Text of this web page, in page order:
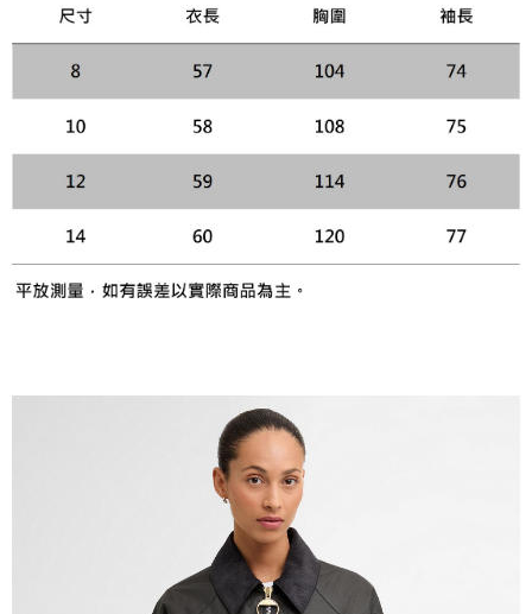
１．透過由恩沛科技股份有限公司提供之「AFTEE先享後付」服務完成之交
易，需依本服務之必要範圍內提供個人資料，並將交易相關給付款項請求債
權轉讓予恩沛科技股份有限公司。
２．關於個人資料處理事宜，請瀏覽以下網址：
３．未成年的使用者請事先徵得法定代理人或監護人之同意方可使用
４．使用「AFTEE先享後付」時，將依據個別帳號之用戶狀況，依本公司即
時審查核予不同之上限額度；若仍有額度不足之情形，本公司將視審查結果
請求用戶進行身份認證。